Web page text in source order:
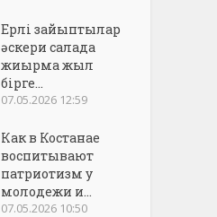
Ерлі зайыптылар
әскери салада
жиырма жыл
бірге...
07.05.2026 12:59
Как в Костанае
воспитывают
патриотизм у
молодежи и...
07.05.2026 10:50